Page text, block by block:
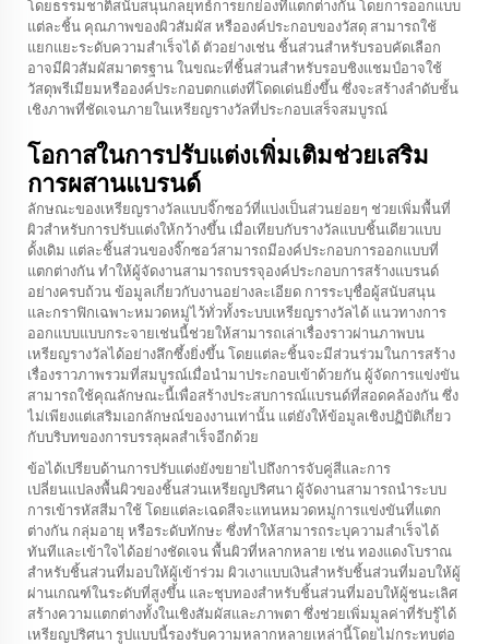
โดยธรรมชาติสนับสนุนกลยุทธ์การยกย่องที่แตกต่างกัน โดยการออกแบบ
แต่ละชิ้น คุณภาพของผิวสัมผัส หรือองค์ประกอบของวัสดุ สามารถใช้
แยกแยะระดับความสำเร็จได้ ตัวอย่างเช่น ชิ้นส่วนสำหรับรอบคัดเลือก
อาจมีผิวสัมผัสมาตรฐาน ในขณะที่ชิ้นส่วนสำหรับรอบชิงแชมป์อาจใช้
วัสดุพรีเมียมหรือองค์ประกอบตกแต่งที่โดดเด่นยิ่งขึ้น ซึ่งจะสร้างลำดับชั้น
เชิงภาพที่ชัดเจนภายในเหรียญรางวัลที่ประกอบเสร็จสมบูรณ์
โอกาสในการปรับแต่งเพิ่มเติมช่วยเสริม
การผสานแบรนด์
ลักษณะของเหรียญรางวัลแบบจิ๊กซอว์ที่แบ่งเป็นส่วนย่อยๆ ช่วยเพิ่มพื้นที่
ผิวสำหรับการปรับแต่งให้กว้างขึ้น เมื่อเทียบกับรางวัลแบบชิ้นเดียวแบบ
ดั้งเดิม แต่ละชิ้นส่วนของจิ๊กซอว์สามารถมีองค์ประกอบการออกแบบที่
แตกต่างกัน ทำให้ผู้จัดงานสามารถบรรจุองค์ประกอบการสร้างแบรนด์
อย่างครบถ้วน ข้อมูลเกี่ยวกับงานอย่างละเอียด การระบุชื่อผู้สนับสนุน
และกราฟิกเฉพาะหมวดหมู่ไว้ทั่วทั้งระบบเหรียญรางวัลได้ แนวทางการ
ออกแบบแบบกระจายเช่นนี้ช่วยให้สามารถเล่าเรื่องราวผ่านภาพบน
เหรียญรางวัลได้อย่างลึกซึ้งยิ่งขึ้น โดยแต่ละชิ้นจะมีส่วนร่วมในการสร้าง
เรื่องราวภาพรวมที่สมบูรณ์เมื่อนำมาประกอบเข้าด้วยกัน ผู้จัดการแข่งขัน
สามารถใช้คุณลักษณะนี้เพื่อสร้างประสบการณ์แบรนด์ที่สอดคล้องกัน ซึ่ง
ไม่เพียงแต่เสริมเอกลักษณ์ของงานเท่านั้น แต่ยังให้ข้อมูลเชิงปฏิบัติเกี่ยว
กับบริบทของการบรรลุผลสำเร็จอีกด้วย
ข้อได้เปรียบด้านการปรับแต่งยังขยายไปถึงการจับคู่สีและการ
เปลี่ยนแปลงพื้นผิวของชิ้นส่วนเหรียญปริศนา ผู้จัดงานสามารถนำระบบ
การเข้ารหัสสีมาใช้ โดยแต่ละเฉดสีจะแทนหมวดหมู่การแข่งขันที่แตก
ต่างกัน กลุ่มอายุ หรือระดับทักษะ ซึ่งทำให้สามารถระบุความสำเร็จได้
ทันทีและเข้าใจได้อย่างชัดเจน พื้นผิวที่หลากหลาย เช่น ทองแดงโบราณ
สำหรับชิ้นส่วนที่มอบให้ผู้เข้าร่วม ผิวเงาแบบเงินสำหรับชิ้นส่วนที่มอบให้ผู้
ผ่านเกณฑ์ในระดับที่สูงขึ้น และชุบทองสำหรับชิ้นส่วนที่มอบให้ผู้ชนะเลิศ
สร้างความแตกต่างทั้งในเชิงสัมผัสและภาพตา ซึ่งช่วยเพิ่มมูลค่าที่รับรู้ได้
เหรียญปริศนา รูปแบบนี้รองรับความหลากหลายเหล่านี้โดยไม่กระทบต่อ